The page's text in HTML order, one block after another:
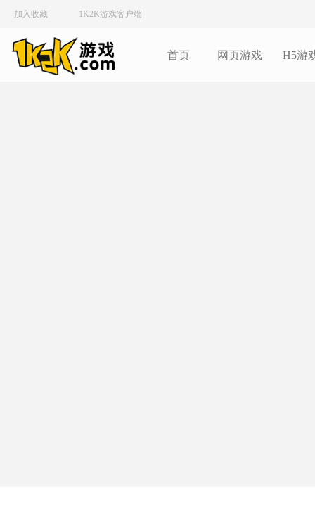
加入收藏 1K2K游戏客户端
首页 网页游戏 H5游